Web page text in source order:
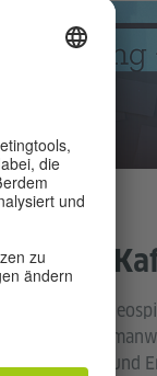
Videospiel
Playing
Mit diesem
mysteriöse
Interaktionen und